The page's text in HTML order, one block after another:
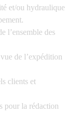
et/ou hydraulique
l’ensemble des
de l’expédition
clients et
pour la rédaction